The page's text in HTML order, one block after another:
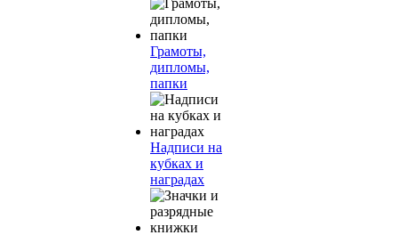
Грамоты,
дипломы,
папки
Надписи на
кубках и
наградах